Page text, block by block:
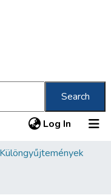
Search
Log In (current)
Különgyűjtemények